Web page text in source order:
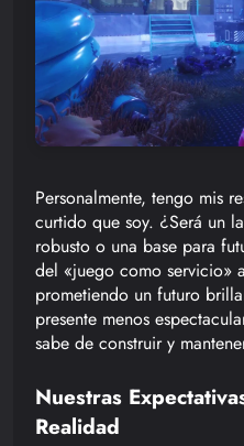
Personalmente, tengo mis
curtido que soy. ¿Será un
robusto o una base para
del «juego como servicio»
prometiendo un futuro
presente menos
sabe de construir y
Nuestras
Realidad